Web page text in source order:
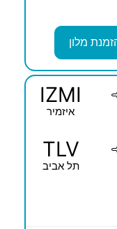
מלון
IZMI
איזמיר
TLV
תל אביב